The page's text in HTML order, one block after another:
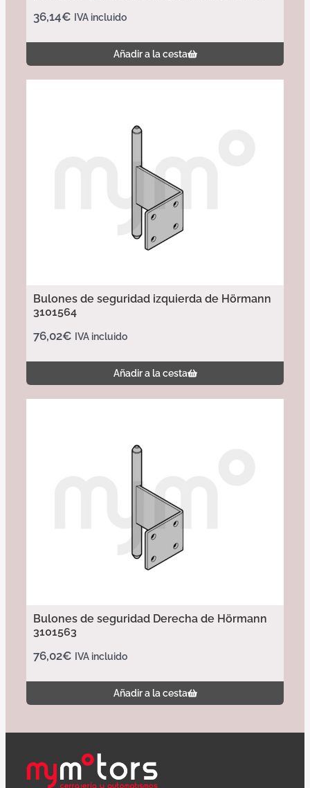
36,14€ IVA incluido
Añadir a la cesta
Bulones de seguridad izquierda de Hörmann
3101564
76,02€ IVA incluido
Añadir a la cesta
Bulones de seguridad Derecha de Hörmann
3101563
76,02€ IVA incluido
Añadir a la cesta